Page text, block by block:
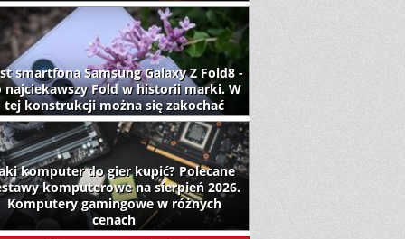
smartfona Samsung Galaxy Z Fold8 -
najciekawszy Fold w historii marki. W
tej konstrukcji można się zakochać
komputer do gier kupić? Polecane
komputerowe na sierpień 2026.
Komputery gamingowe w różnych
cenach